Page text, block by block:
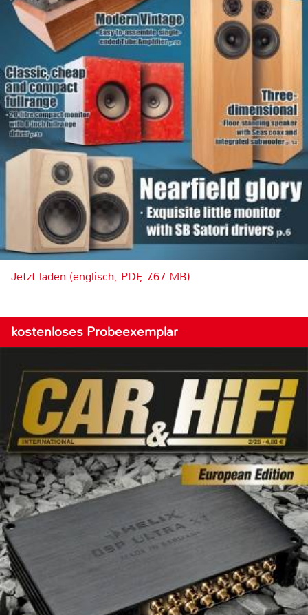
Jetzt laden (englisch, PDF, 7.67 MB)
kostenloses Probeexemplar